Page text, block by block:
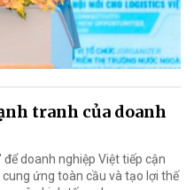
tranh của doanh
doanh nghiệp Việt tiếp cận
ứng toàn cầu và tạo lợi thế